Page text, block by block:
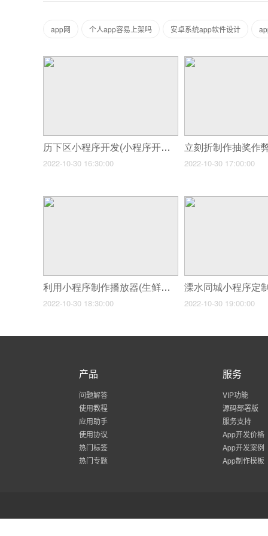
app网 个人app容易上架吗 安卓系统app软件设计
历下区小程序开发(小程序开发费用是多少影响发展的成本因素)
2022-10-30 16:30:00 2022-10-30 17:00:00
利用小程序制作播放器(生鲜小程序制作流程有哪些)
2022-10-30 18:30:00 2022-10-30 19:00:00
产品
问题解答
使用教程
应用助手
使用协议
热门标签
热门专题
服务
VIP功能
源码部署版
服务支持
App开发价格
App开发案例
App制作模板